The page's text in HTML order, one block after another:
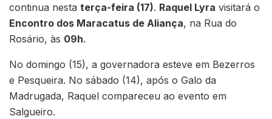
continua nesta terça-feira (17). Raquel Lyra visitará o
Encontro dos Maracatus de Aliança, na Rua do
Rosário, às 09h.
No domingo (15), a governadora esteve em Bezerros
e Pesqueira. No sábado (14), após o Galo da
Madrugada, Raquel compareceu ao evento em
Salgueiro.